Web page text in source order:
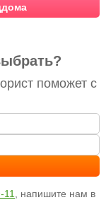
поможет с
, напишите нам в